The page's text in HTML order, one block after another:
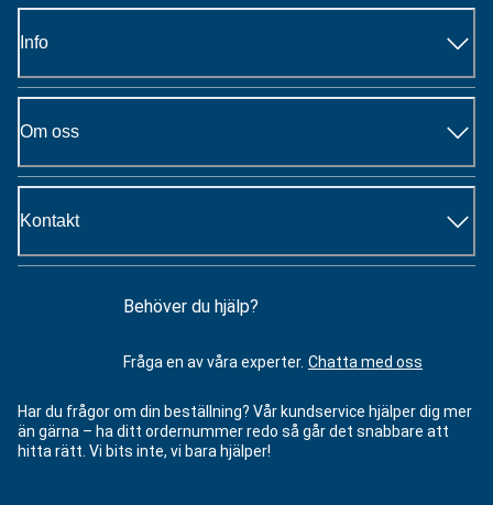
Info
Om oss
Kontakt
Behöver du hjälp?
Fråga en av våra experter. Chatta med oss
Har du frågor om din beställning? Vår kundservice hjälper dig mer
än gärna – ha ditt ordernummer redo så går det snabbare att
hitta rätt. Vi bits inte, vi bara hjälper!